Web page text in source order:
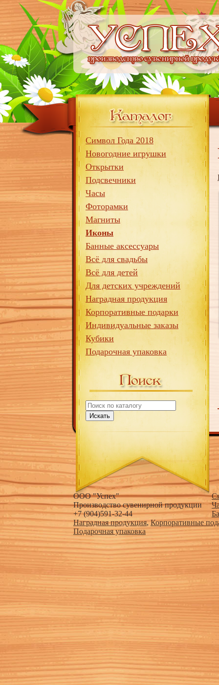
Символ Года 2018
Новогодние игрушки
Открытки
Подсвечники
Часы
Фоторамки
Магниты
Иконы
Банные аксессуары
Всё для свадьбы
Всё для детей
Для детских учреждений
Наградная продукция
Корпоративные подарки
Индивидуальные заказы
Кубики
Подарочная упаковка
Искать
ООО "Успех"
Производство сувенирной продукции
+7 (904)591-32-44
Наградная продукция,Корпоративные
Подарочная упаковка